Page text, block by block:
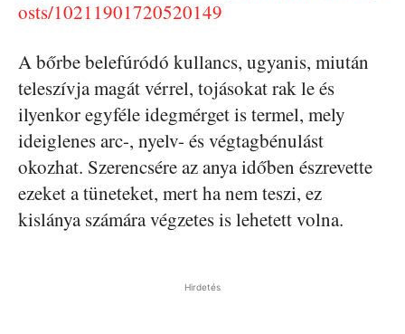
osts/10211901720520149
A bőrbe belefúródó kullancs, ugyanis, miután
teleszívja magát vérrel, tojásokat rak le és
ilyenkor egyféle idegmérget is termel, mely
ideiglenes arc-, nyelv- és végtagbénulást
okozhat. Szerencsére az anya időben észrevette
ezeket a tüneteket, mert ha nem teszi, ez
kislánya számára végzetes is lehetett volna.
Hirdetés